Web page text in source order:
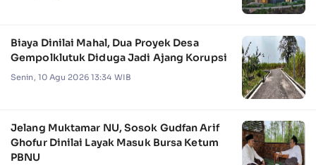
Biaya Dinilai Mahal, Dua Proyek Desa
Gempolklutuk Diduga Jadi Ajang Korupsi
Senin, 10 Agu 2026 13:34 WIB
Jelang Muktamar NU, Sosok Gudfan Arif
Ghofur Dinilai Layak Masuk Bursa Ketum
PBNU